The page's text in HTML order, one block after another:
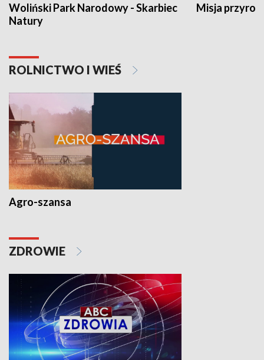
Woliński Park Narodowy - Skarbiec
Natury
Misja
ROLNICTWO I WIEŚ
Agro-szansa
ZDROWIE